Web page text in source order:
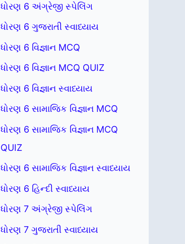
ધોરણ 6 અંગ્રેજી સ્પેલિંગ
ધોરણ 6 ગુજરાતી સ્વાધ્યાય
ધોરણ 6 વિજ્ઞાન MCQ
ધોરણ 6 વિજ્ઞાન MCQ QUIZ
ધોરણ 6 વિજ્ઞાન સ્વાધ્યાય
ધોરણ 6 સામાજિક વિજ્ઞાન MCQ
ધોરણ 6 સામાજિક વિજ્ઞાન MCQ
QUIZ
ધોરણ 6 સામાજિક વિજ્ઞાન સ્વાધ્યાય
ધોરણ 6 હિન્દી સ્વાધ્યાય
ધોરણ 7 અંગ્રેજી સ્પેલિંગ
ધોરણ 7 ગુજરાતી સ્વાધ્યાય